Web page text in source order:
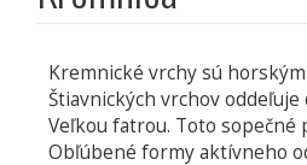
Kremnické vrchy sú
Štiavnických vrchov
Veľkou fatrou. Toto
Obľúbené formy aktívneho